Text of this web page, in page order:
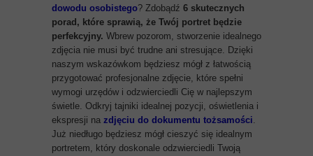
dowodu osobistego? Zdobądź 6 skutecznych
porad, które sprawią, że Twój portret będzie
perfekcyjny. Wbrew pozorom, stworzenie idealnego
zdjęcia nie musi być trudne ani stresujące. Dzięki
naszym wskazówkom będziesz mógł z łatwością
przygotować profesjonalne zdjęcie, które spełni
wymogi urzędów i odzwierciedli Cię w najlepszym
świetle. Odkryj tajniki idealnej pozycji, oświetlenia i
ekspresji na zdjęciu do dokumentu tożsamości.
Już niedługo będziesz mógł cieszyć się idealnym
portretem, który doskonale odzwierciedli Twoją